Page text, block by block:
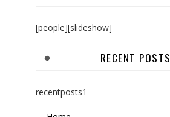
[people][slideshow]
RECENT POSTS
recentposts1